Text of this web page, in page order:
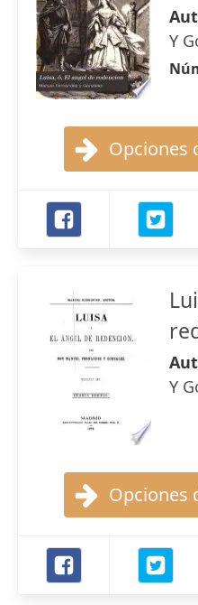
Y
Opciones
Y
Opciones